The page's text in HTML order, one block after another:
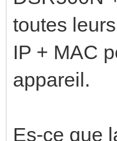
toutes
IP + MAC
appareil.
Es-ce que